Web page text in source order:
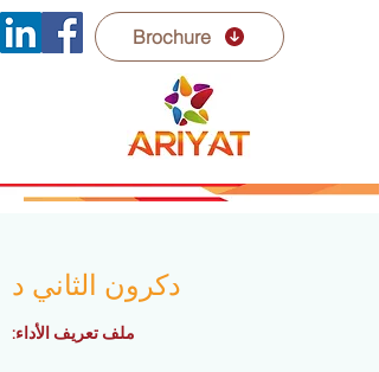
Brochure
دكرون الثاني د
ملف تعريف الأداء: